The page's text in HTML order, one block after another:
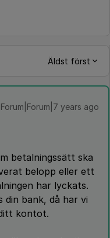
Äldst först
Forum|Forum|7 years ago
betalningssätt ska
belopp eller ett
har lyckats.
din bank, då har vi
kontot.